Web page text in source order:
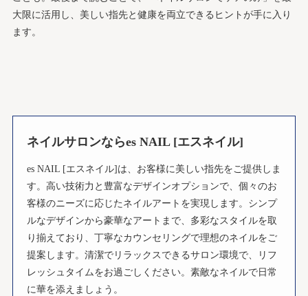
大限に活用し、美しい指先と健康を両立できるヒントが手に入り
ます。
ネイルサロンならes NAIL [エスネイル]
es NAIL [エスネイル]は、お客様に美しい指先をご提供しま
す。高い技術力と豊富なデザインオプションで、個々のお
客様のニーズに応じたネイルアートを実現します。シンプ
ルなデザインから豪華なアートまで、多彩なスタイルを取
り揃えており、丁寧なカウンセリングで理想のネイルをご
提案します。清潔でリラックスできるサロン環境で、リフ
レッシュタイムをお過ごしください。素敵なネイルで日常
に華を添えましょう。